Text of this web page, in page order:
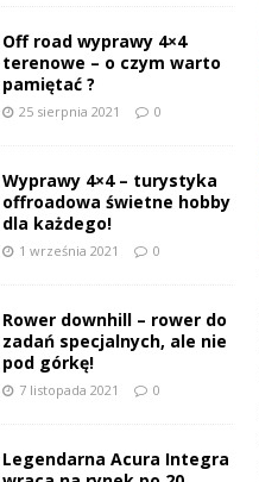
Off road wyprawy 4×4
terenowe – o czym warto
pamiętać ?
25 sierpnia 2021 0
Wyprawy 4×4 – turystyka
offroadowa świetne hobby
dla każdego!
1 września 2021 0
Rower downhill – rower do
zadań specjalnych, ale nie
pod górkę!
7 listopada 2021 0
Legendarna Acura Integra